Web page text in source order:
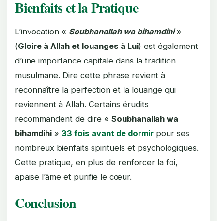
Bienfaits et la Pratique
L’invocation « Soubhanallah wa bihamdihi»
(Gloire à Allah et louanges à Lui) est également
d’une importance capitale dans la tradition
musulmane. Dire cette phrase revient à
reconnaître la perfection et la louange qui
reviennent à Allah. Certains érudits
recommandent de dire « Soubhanallah wa
bihamdihi » 33 fois avant de dormir pour ses
nombreux bienfaits spirituels et psychologiques.
Cette pratique, en plus de renforcer la foi,
apaise l’âme et purifie le cœur.
Conclusion